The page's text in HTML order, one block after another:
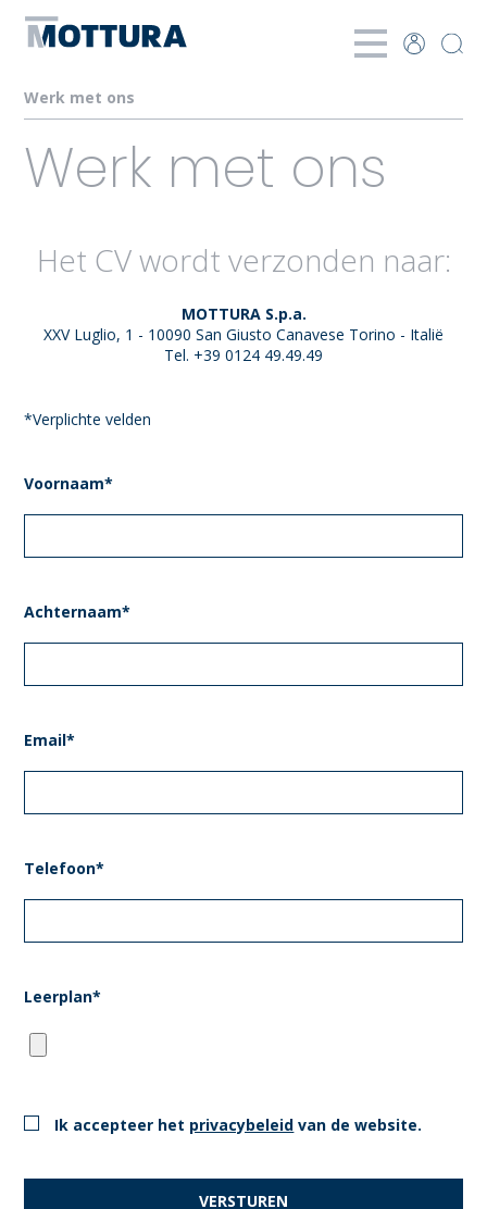
Werk met ons
Werk met ons
Het CV wordt verzonden naar:
MOTTURA S.p.a.
XXV Luglio, 1 - 10090 San Giusto Canavese Torino - Italië
Tel. +39 0124 49.49.49
*Verplichte velden
Voornaam*
Achternaam*
Email*
Telefoon*
Leerplan*
Ik accepteer het privacybeleid van de website.